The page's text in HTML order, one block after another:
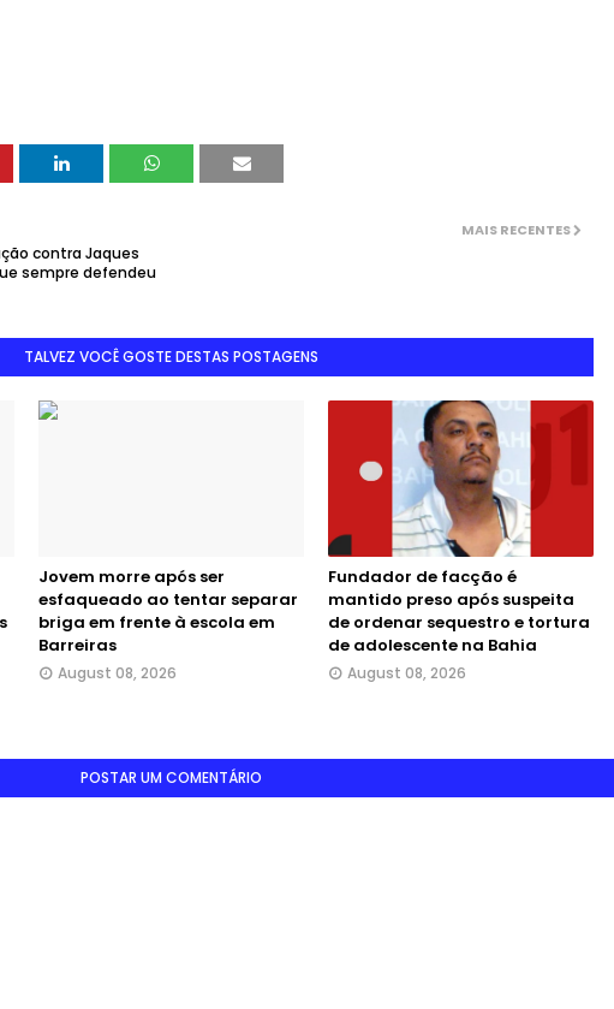
MAIS RECENTES
contra Jaques
sempre defendeu
TALVEZ VOCÊ GOSTE DESTAS POSTAGENS
Jovem morre após ser
esfaqueado ao tentar separar
briga em frente à escola em
Barreiras
August 08, 2026
Fundador de facção é
mantido preso após suspeita
de ordenar sequestro e tortura
de adolescente na Bahia
August 08, 2026
POSTAR UM COMENTÁRIO